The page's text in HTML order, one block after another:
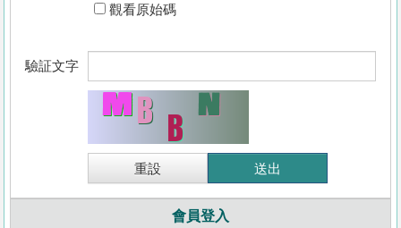
觀看原始碼
驗証文字
會員登入